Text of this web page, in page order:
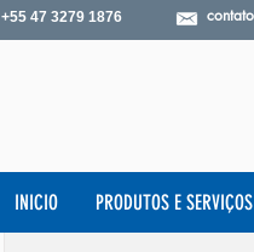
+55 47 3279 1876
INICIO PRODUTOS E SERVIÇOS